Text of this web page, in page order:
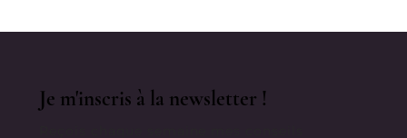
Je m'inscris à la newsletter !